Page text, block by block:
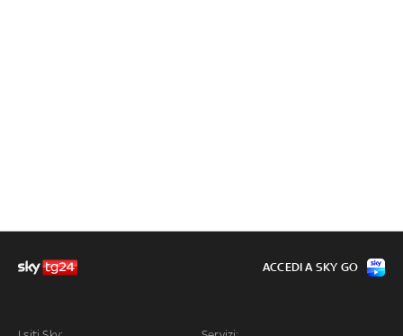
ACCEDI A SKY GO